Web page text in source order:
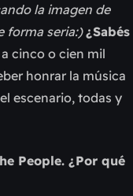
la imagen de
forma seria:)¿Sabés
cinco o cien mil
honrar la música
escenario, todas y
People. ¿Por qué